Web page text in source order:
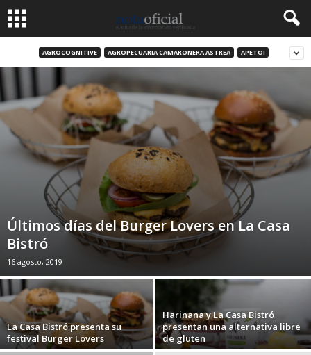
AGROCOGNITIVE AGROPECUARIA CAMARONERA ASTREA APETOI
Últimos días del Burger Lovers en La Casa
Bistró
16 agosto, 2019
La Casa Bistró presenta su
festival Burger Lovers
Harinana y La Casa Bistró
presentan una alternativa libre
de gluten